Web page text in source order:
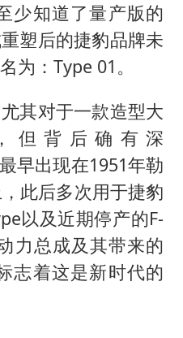
“银行午休1.5小时”留个窗口行不行
如何把百年大党建设得更加坚强有力
乘客脱鞋散发异味 司机提醒反被怼
日本籍女网红在韩直播时自杀身亡
香港殿堂级填词人黎彼得因病离世 终年76岁
库存告急 美军补货难
总书记关心百姓身边这些民生大事
少知道了量产版的
塑后的捷豹品牌未
为：Type 01。
其对于一款造型大
但背后确有深
早出现在1951年勒
此后多次用于捷豹
以及近期停产的F-
力总成及其带来的
志着这是新时代的